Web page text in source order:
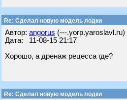
Re: Cделал новую модель лодки
Автор: angorus (---.yorp.yaroslavl.ru)
Дата: 11-08-15 21:17
Хорошо, а дренаж рецесса где?
Re: Cделал новую модель лодки